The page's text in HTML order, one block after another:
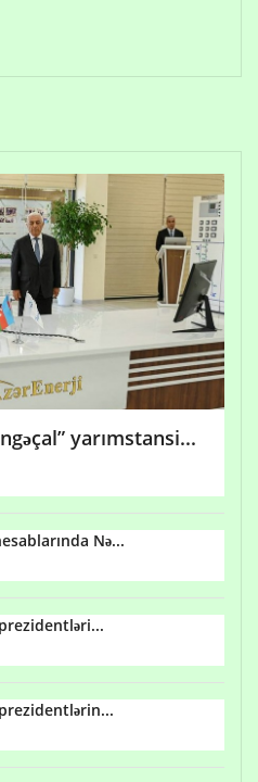
yarımstansi...
Nə...
prezidentləri...
prezidentlərin...